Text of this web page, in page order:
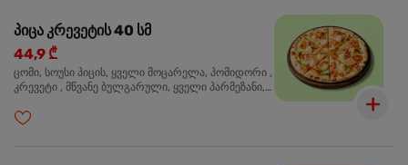
პიცა კრევეტის 40 სმ
44,9 ₾
ცომი, სოუსი პიცის, ყველი მოცარელა, პომიდორი ,
კრევეტი , მწვანე ბულგარული, ყველი პარმეზანი,